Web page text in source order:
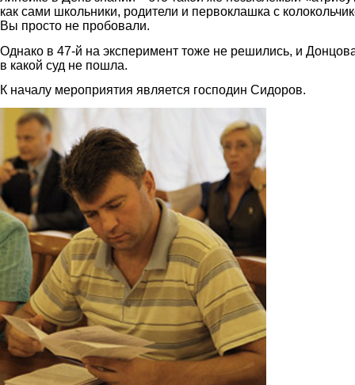
как сами школьники, родители и первоклашка с
Вы просто не пробовали.
Однако в 47-й на эксперимент тоже не решились, и
в какой суд не пошла.
К началу мероприятия является господин Сидоров.
sidorov.jpg